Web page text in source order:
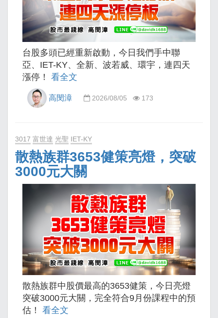
台股多頭已經重新啟動，今日我們手中聯
亞、IET-KY、全新、波若威、環宇，連四天
漲停！ 看全文
高閔漳 2026/08/05 173
3017 富世達 光聖 IET-KY
散熱族群3653健策亮燈，突破
3000元大關
散熱族群中股價最高的3653健策，今日亮燈
突破3000元大關，完全符合9月份課程中的預
估！ 看全文